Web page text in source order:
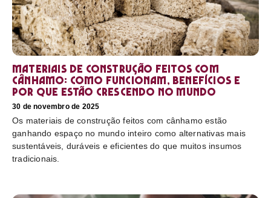
Materiais de construção feitos com
cânhamo: como funcionam, benefícios e
por que estão crescendo no mundo
30 de novembro de 2025
Os materiais de construção feitos com cânhamo estão
ganhando espaço no mundo inteiro como alternativas mais
sustentáveis, duráveis e eficientes do que muitos insumos
tradicionais.